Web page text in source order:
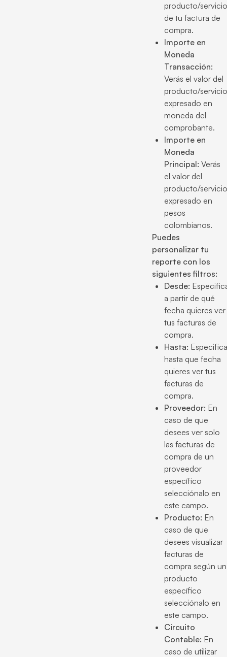
producto/servicio
de tu factura de
compra.
Importe en
Moneda
Transacción:
Verás el valor del
producto/servicio
expresado en
moneda del
comprobante.
Importe en
Moneda
Principal: Verás
el valor del
producto/servicio
expresado en
pesos
colombianos.
Puedes
personalizar tu
reporte con los
siguientes filtros:
Desde:
a partir de qué
fecha quieres ver
tus facturas de
compra.
Hasta: Especifica
hasta que fecha
quieres ver tus
facturas de
compra.
Proveedor: En
caso de que
desees ver solo
las facturas de
compra de un
proveedor
específico
selecciónalo en
este campo.
Producto: En
caso de que
desees visualizar
facturas de
compra según un
producto
específico
selecciónalo en
este campo.
Circuito
Contable: En
caso de utilizar